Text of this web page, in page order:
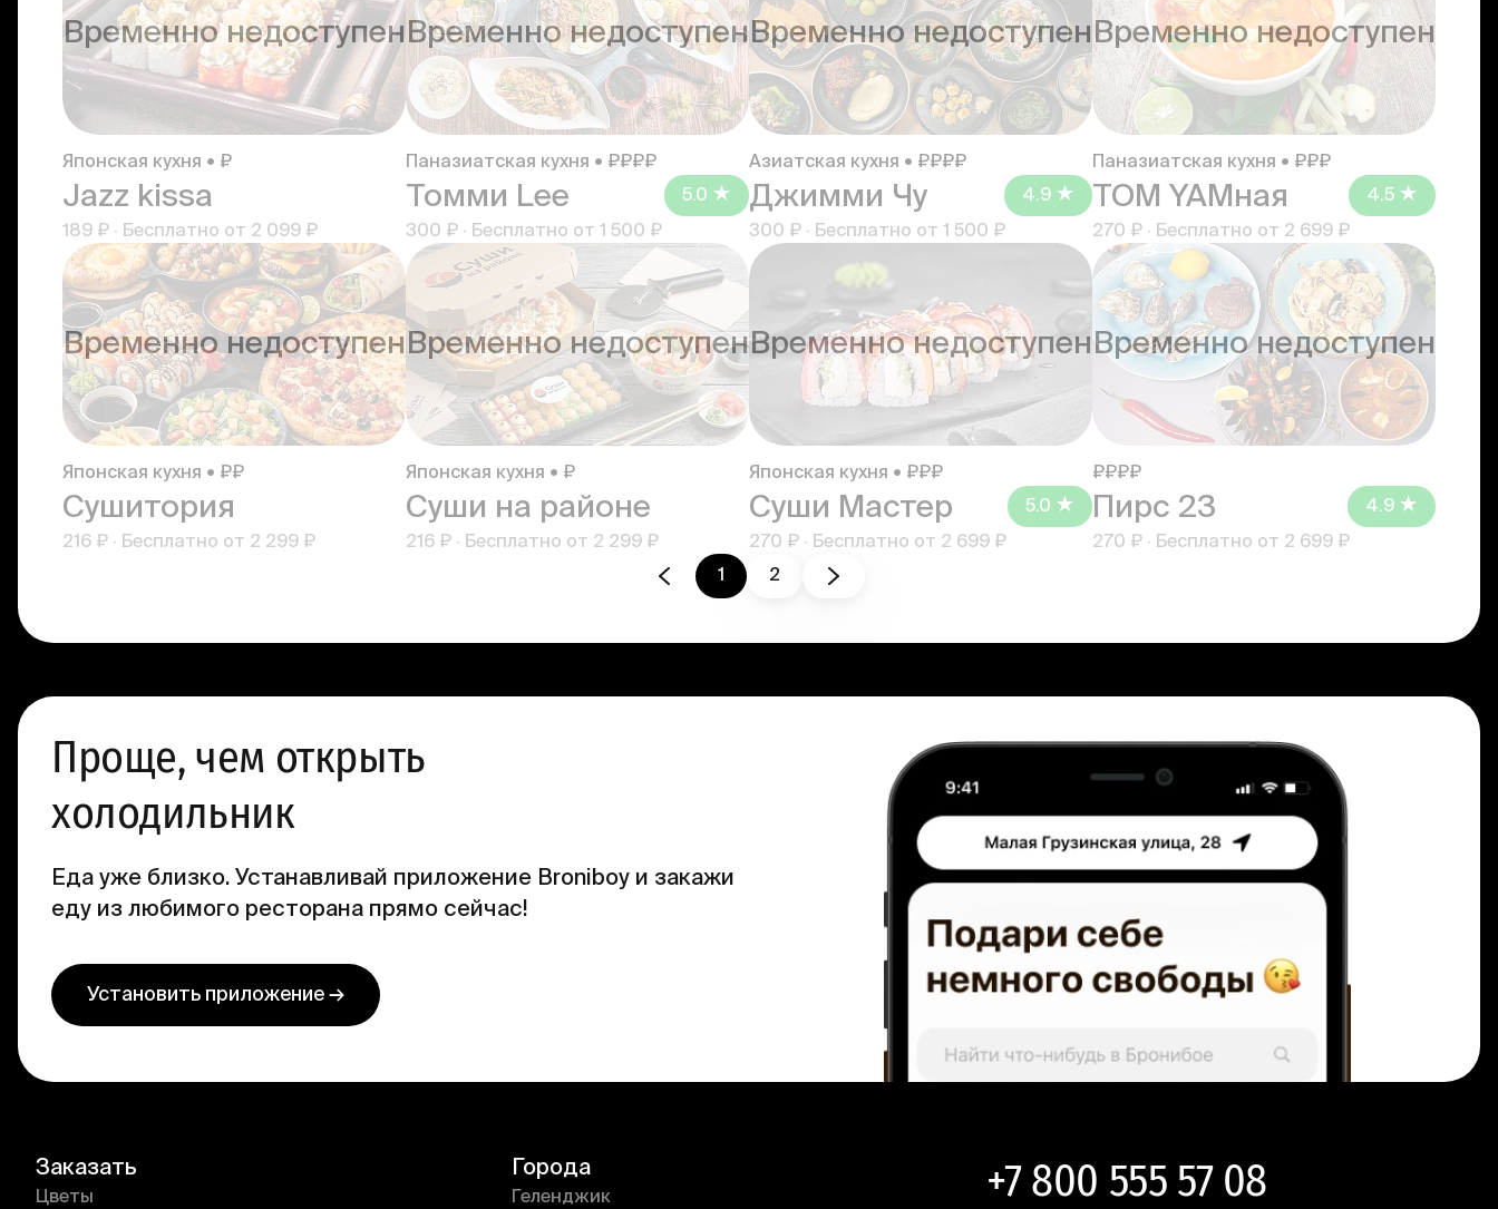
Временно недоступен
Японская кухня • ₽
Jazz kissa
189 ₽ · Бесплатно от 2 099 ₽
Временно недоступен
Паназиатская кухня • ₽₽₽₽
Томми Lee
300 ₽ · Бесплатно от 1 500 ₽
5.0
Временно недоступен
Азиатская кухня • ₽₽₽₽
Джимми Чу
300 ₽ · Бесплатно от 1 500 ₽
4.9
Временно недоступен
Паназиатская кухня • ₽₽₽
TOM YAMная
270 ₽ · Бесплатно от 2 699 ₽
4.5
Временно недоступен
Японская кухня • ₽₽
Сушитория
216 ₽ · Бесплатно от 2 299 ₽
Временно недоступен
Японская кухня • ₽
Суши на районе
216 ₽ · Бесплатно от 2 299 ₽
Временно недоступен
Японская кухня • ₽₽₽
Суши Мастер
270 ₽ · Бесплатно от 2 699 ₽
5.0
Временно недоступен
₽₽₽₽
Пирс 23
270 ₽ · Бесплатно от 2 699 ₽
4.9
1 2
Проще, чем открыть
холодильник
Еда уже близко. Устанавливай приложение Broniboy и закажи
еду из любимого ресторана прямо сейчас!
Установить приложение →
Заказать
Цветы
Города
Геленджик
+7 800 555 57 08